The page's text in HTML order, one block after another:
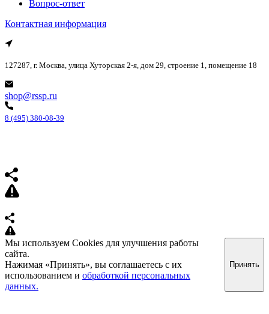
Вопрос-ответ
Контактная информация
127287, г. Москва, улица Хуторская 2-я, дом 29, строение 1, помещение 18
shop@rssp.ru
8 (495) 380-08-39
Мы используем Cookies для улучшения работы
сайта.
Нажимая «Принять», вы соглашаетесь с их
использованием и обработкой персональных
данных.
Принять